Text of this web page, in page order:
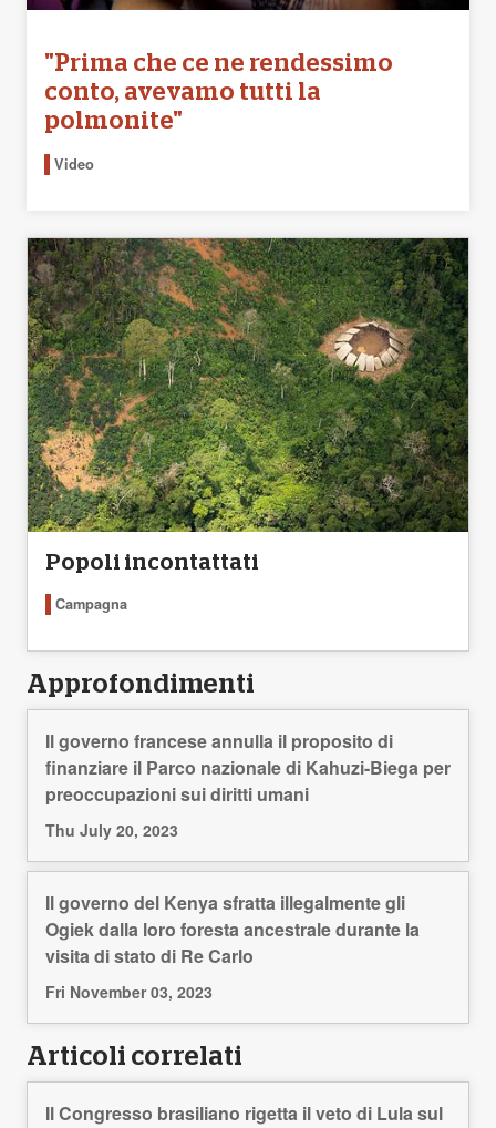
"Prima che ce ne rendessimo
conto, avevamo tutti la
polmonite"
Video
Popoli incontattati
Campagna
Approfondimenti
Il governo francese annulla il proposito di
finanziare il Parco nazionale di Kahuzi-Biega per
preoccupazioni sui diritti umani
Thu July 20, 2023
Il governo del Kenya sfratta illegalmente gli
Ogiek dalla loro foresta ancestrale durante la
visita di stato di Re Carlo
Fri November 03, 2023
Articoli correlati
Il Congresso brasiliano rigetta il veto di Lula sul